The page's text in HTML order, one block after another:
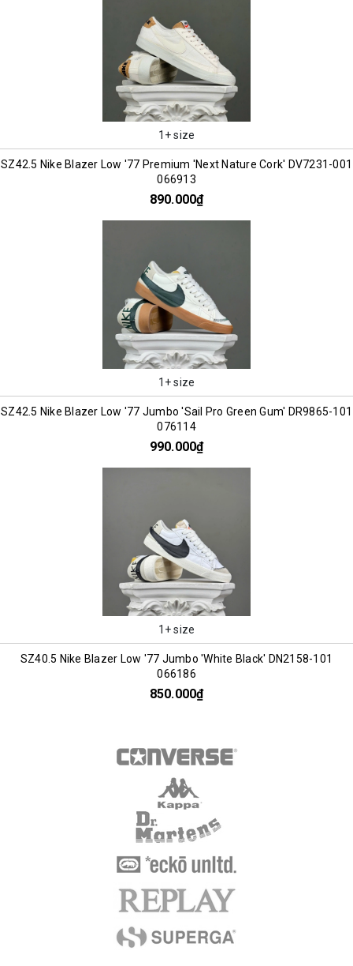
1+ size
SZ42.5 Nike Blazer Low '77 Premium 'Next Nature Cork' DV7231-001
066913
890.000₫
1+ size
SZ42.5 Nike Blazer Low '77 Jumbo 'Sail Pro Green Gum' DR9865-101
076114
990.000₫
1+ size
SZ40.5 Nike Blazer Low '77 Jumbo 'White Black' DN2158-101
066186
850.000₫